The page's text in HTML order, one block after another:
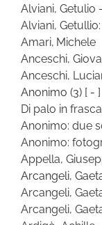
Alviani, Getulio
Alviani,
Amari, Michele
Anceschi,
Anceschi,
Anonimo (3) [ - ]
Di palo in
Anonimo: due
Anonimo:
Appella,
Arcangeli,
Arcangeli,
Arcangeli,